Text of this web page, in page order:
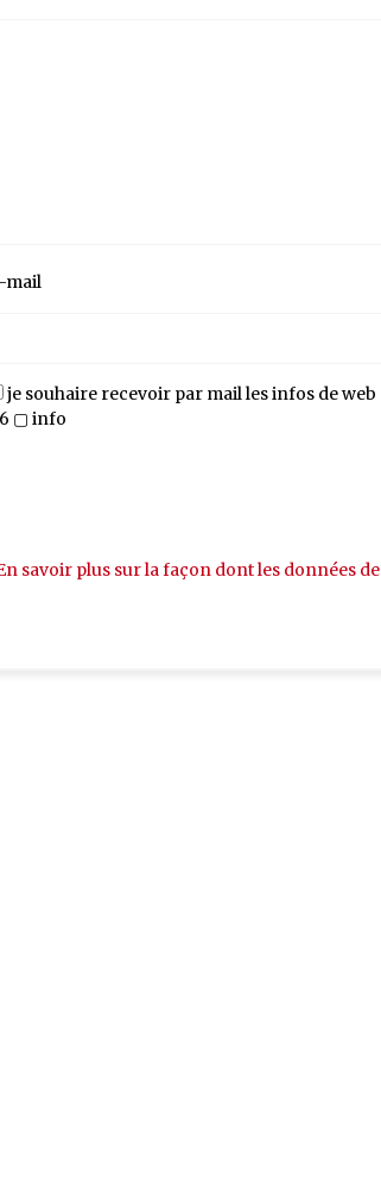
mail
je souhaire recevoir par mail les infos de web
▢ info
savoir plus sur la façon dont les données de